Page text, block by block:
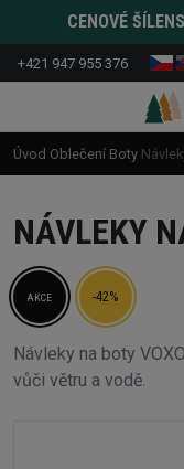
CENOVÉ
+421 947 955 376
Úvod Oblečení Boty
NÁVLEKY
AKCE -42%
Návleky na boty
vůči větru a vodě.